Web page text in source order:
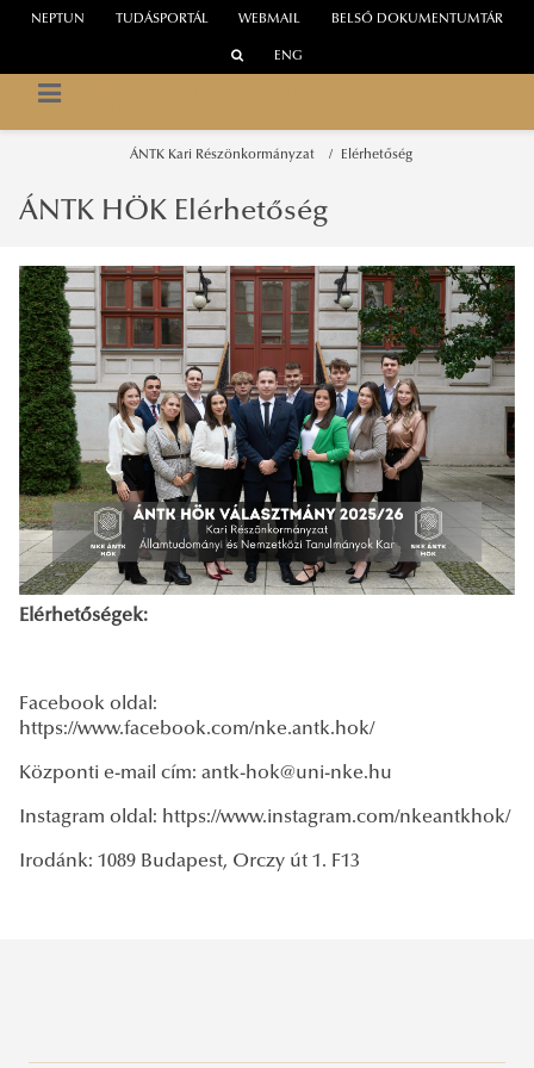
WEBMAIL
NEPTUN TUDÁSPORTÁL BELSŐ DOKUMENTUMTÁR
ENG
ÁNTK Kari Részönkormányzat Elérhetőség
ÁNTK HÖK Elérhetőség
Elérhetőségek:
Facebook oldal:
https://www.facebook.com/nke.antk.hok/
Központi e-mail cím: antk-hok@uni-nke.hu
Instagram oldal: https://www.instagram.com/nkeantkhok/
Irodánk: 1089 Budapest, Orczy út 1. F13